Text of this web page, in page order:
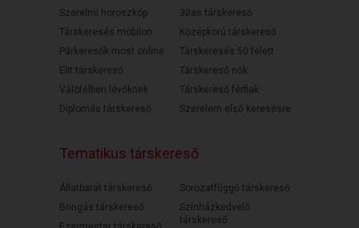
Szerelmi horoszkóp
Társkeresés mobilon
Párkeresők most online
Elit társkereső
Válófélben lévőknek
Diplomás társkereső
30as társkereső
Középkorú társkereső
Társkeresés 50 felett
Társkereső nők
Társkereső férfiak
Szerelem első keresésre
Tematikus társkereső
Állatbarát társkereső
Bringás társkereső
Sorozatfüggő társkereső
Színházkedvelő
társkereső